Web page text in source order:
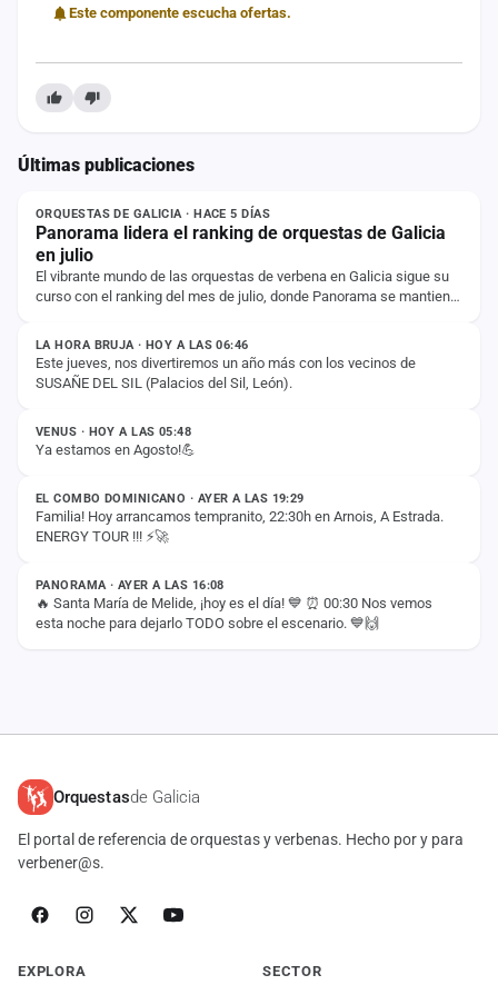
Este componente escucha ofertas.
Últimas publicaciones
NOTICIA
ORQUESTAS DE GALICIA · HACE 5 DÍAS
Panorama lidera el ranking de orquestas de Galicia
en julio
El vibrante mundo de las orquestas de verbena en Galicia sigue su
curso con el ranking del mes de julio, donde Panorama se mantiene
ESTADO
LA HORA BRUJA · HOY A LAS 06:46
Este jueves, nos divertiremos un año más con los vecinos de
SUSAÑE DEL SIL (Palacios del Sil, León).
ESTADO
VENUS · HOY A LAS 05:48
Ya estamos en Agosto!💪
ESTADO
EL COMBO DOMINICANO · AYER A LAS 19:29
Familia! Hoy arrancamos tempranito, 22:30h en Arnois, A Estrada.
ENERGY TOUR !!! ⚡️🚀
ESTADO
PANORAMA · AYER A LAS 16:08
🔥 Santa María de Melide, ¡hoy es el día! 💙 ⏰ 00:30 Nos vemos
esta noche para dejarlo TODO sobre el escenario. 💙🙌
Orquestasde Galicia
El portal de referencia de orquestas y verbenas. Hecho por y para
verbener@s.
EXPLORA SECTOR